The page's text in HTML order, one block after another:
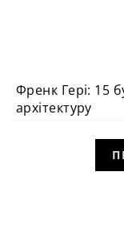
АРХІТЕКТУРА
Френк Гері: 15
архітектуру